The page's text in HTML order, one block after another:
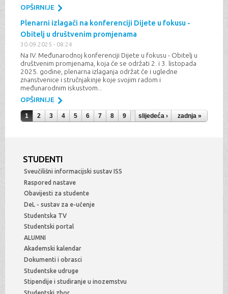
OPŠIRNIJE
Plenarni izlagači na konferenciji Dijete u fokusu -
Obitelj u društvenim promjenama
30.09.2025 - 08:24
Na IV. Međunarodnoj konferenciji Dijete u fokusu - Obitelj u
društvenim promjenama, koja će se održati 2. i 3. listopada
2025. godine, plenarna izlaganja održat će i ugledne
znanstvenice i stručnjakinje koje svojim radom i
međunarodnim iskustvom...
OPŠIRNIJE
Stranice
1 2 3 4 5 6 7 8 9 …
slijedeća › zadnja »
STUDENTI
Sveučilišni informacijski sustav ISS
Raspored nastave
Obavijesti za studente
DeL - sustav za e-učenje
Studentska TV
Studentski portal
ALUMNI
Akademski kalendar
Dokumenti i obrasci
Studentske udruge
Stipendije i studiranje u inozemstvu
Studentski zbor